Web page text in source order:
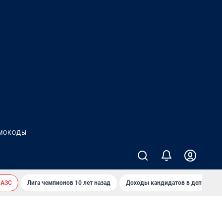
АЗС Лига чемпионов 10 лет назад Доходы кандидатов в депутаты